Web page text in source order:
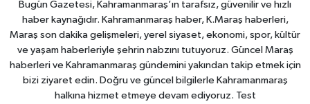
Bugün Gazetesi, Kahramanmaraş’ın tarafsız, güvenilir ve hızlı
haber kaynağıdır. Kahramanmaraş haber, K.Maraş haberleri,
Maraş son dakika gelişmeleri, yerel siyaset, ekonomi, spor, kültür
ve yaşam haberleriyle şehrin nabzını tutuyoruz. Güncel Maraş
haberleri ve Kahramanmaraş gündemini yakından takip etmek için
bizi ziyaret edin. Doğru ve güncel bilgilerle Kahramanmaraş
halkına hizmet etmeye devam ediyoruz. Test